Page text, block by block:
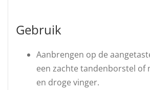
Gebruik
Aanbrengen op de
een zachte tandenborstel of
en droge vinger.